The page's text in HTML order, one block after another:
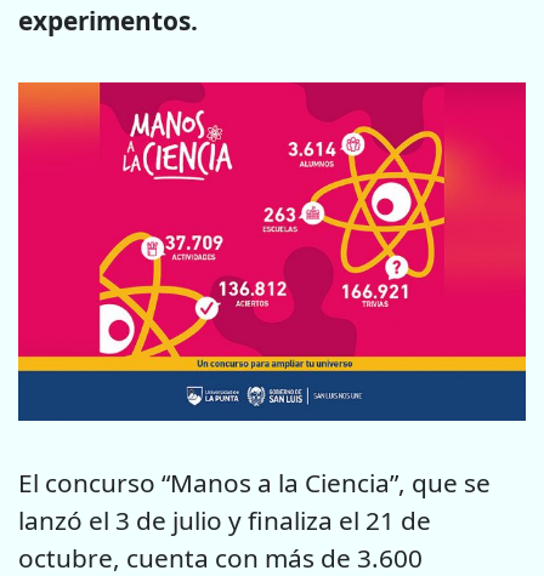
experimentos.
El concurso “Manos a la Ciencia”, que se
lanzó el 3 de julio y finaliza el 21 de
octubre, cuenta con más de 3.600